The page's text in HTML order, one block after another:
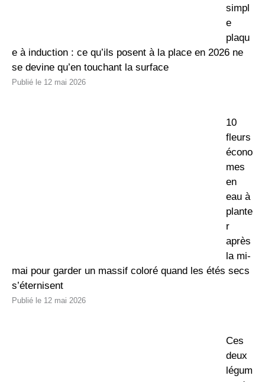
simpl
e
plaqu
e à induction : ce qu’ils posent à la place en 2026 ne
se devine qu’en touchant la surface
12 mai 2026
10
fleurs
écono
mes
en
eau à
plante
r
après
la mi-
mai pour garder un massif coloré quand les étés secs
s’éternisent
12 mai 2026
Ces
deux
légum